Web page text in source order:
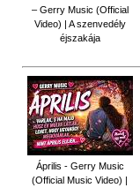
– Gerry Music (Official
Video) | A szenvedély
éjszakája
Április - Gerry Music
(Official Music Video) |